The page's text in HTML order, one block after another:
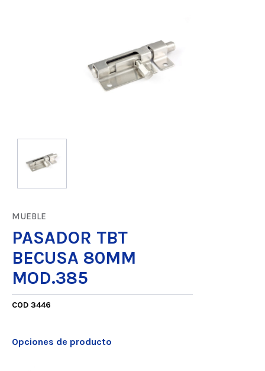
MUEBLE
PASADOR TBT
BECUSA 80MM
MOD.385
COD 3446
Opciones de producto